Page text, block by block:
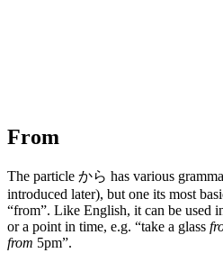
From
The particle から has various grammatical uses (which will be
introduced later), but one its most
“from”. Like English, it can be used
or a point in time, e.g. “take a glass
from 5pm”.